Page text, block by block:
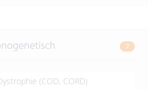
7
(COD, CORD)